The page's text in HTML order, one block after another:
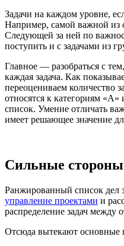
Задачи на каждом уровне,
Например, самой важной из
Следующей за ней по
поступить и с задачами из
Главное — разобраться с
каждая задача. Как
переоцениваем количество
относятся к категориям «A»
список. Умение отличать
имеет решающее значение
Сильные
Ранжированный список дел
управление проектами и
распределение задач между
Отсюда вытекают основные